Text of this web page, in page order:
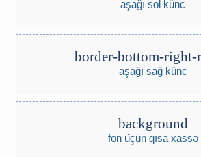
aşağı sol künc
border-bottom-right-
aşağı sağ künc
background
fon üçün qısa xassə